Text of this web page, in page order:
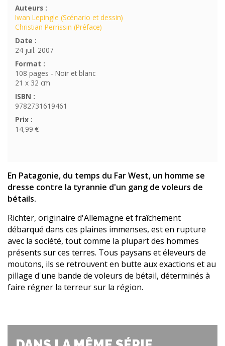
Auteurs :
Iwan Lepingle (Scénario et dessin)
Christian Perrissin (Préface)
Date :
24 juil. 2007
Format :
108 pages - Noir et blanc
21 x 32 cm
ISBN :
9782731619461
Prix :
14,99 €
En Patagonie, du temps du Far West, un homme se
dresse contre la tyrannie d'un gang de voleurs de
bétails.
Richter, originaire d'Allemagne et fraîchement
débarqué dans ces plaines immenses, est en rupture
avec la société, tout comme la plupart des hommes
présents sur ces terres. Tous paysans et éleveurs de
moutons, ils se retrouvent en butte aux exactions et au
pillage d'une bande de voleurs de bétail, déterminés à
faire régner la terreur sur la région.